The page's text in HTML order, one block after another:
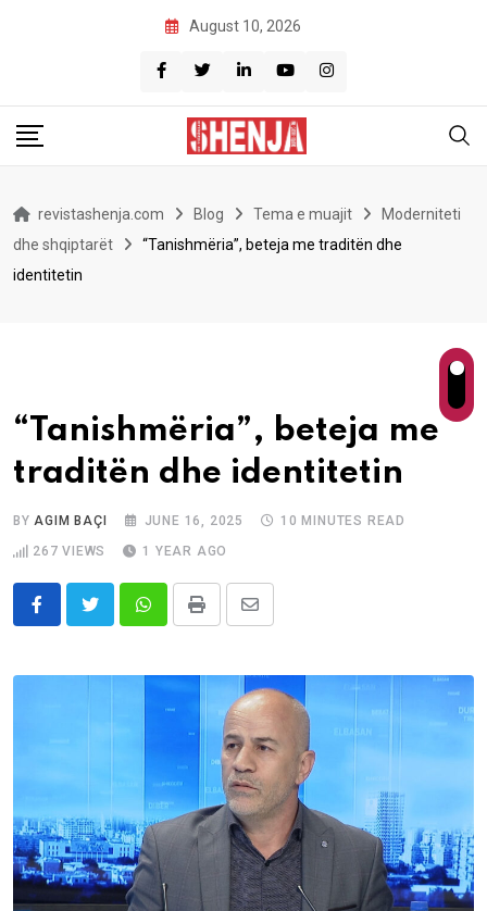
August 10, 2026
revistashenja.com Blog Tema e muajit
Moderniteti
dhe shqiptarët
“Tanishmëria”, beteja me traditën dhe
identitetin
“Tanishmëria”, beteja me
traditën dhe identitetin
BYAGIM BAÇI JUNE 16, 2025
10 MINUTES READ
267 VIEWS 1 YEAR AGO
WhatsappPrint
Share
Email